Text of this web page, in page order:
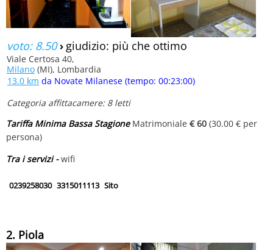
voto: 8.50› giudizio: più che ottimo
Viale Certosa 40,
Milano (MI), Lombardia
13.0 km da Novate Milanese (tempo: 00:23:00)
Categoria affittacamere: 8 letti
Tariffa Minima Bassa StagioneMatrimoniale € 60 (30.00 € per
persona)
Tra i servizi -wifi
0239258030 3315011113 Sito
2. Piola